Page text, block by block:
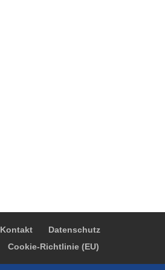
Kontakt
Datenschutz
Cookie-Richtlinie (EU)